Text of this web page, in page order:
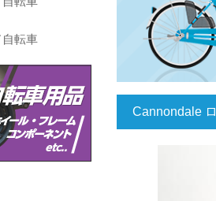
Cannondale
自転車